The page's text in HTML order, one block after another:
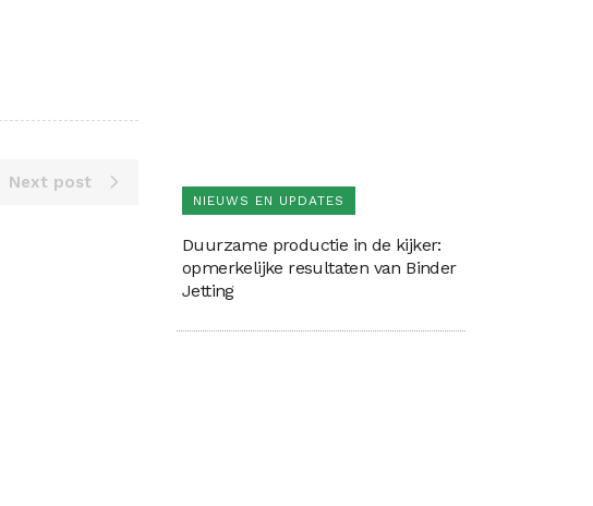
Next post
NIEUWS EN UPDATES
Duurzame productie in de kijker:
opmerkelijke resultaten van Binder
Jetting